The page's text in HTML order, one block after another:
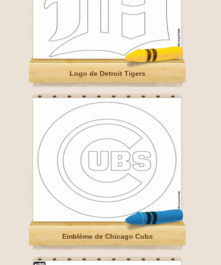
Logo de Detroit Tigers
Emblème de Chicago Cubs